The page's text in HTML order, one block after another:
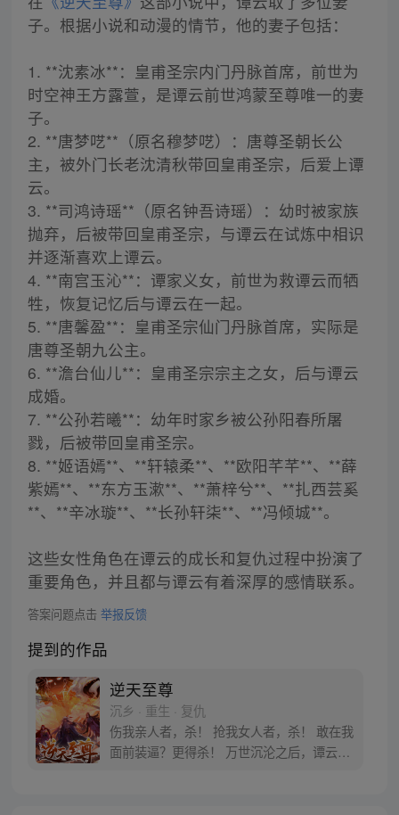
子。根据小说和动漫的情节，他的妻子包括：
1. **沈素冰**：皇甫圣宗内门丹脉首席，前世为
时空神王方露萱，是谭云前世鸿蒙至尊唯一的妻
子。
2. **唐梦呓**（原名穆梦呓）：唐尊圣朝长公
主，被外门长老沈清秋带回皇甫圣宗，后爱上谭
云。
3. **司鸿诗瑶**（原名钟吾诗瑶）：幼时被家族
抛弃，后被带回皇甫圣宗，与谭云在试炼中相识
并逐渐喜欢上谭云。
4. **南宫玉沁**：谭家义女，前世为救谭云而牺
牲，恢复记忆后与谭云在一起。
5. **唐馨盈**：皇甫圣宗仙门丹脉首席，实际是
唐尊圣朝九公主。
6. **澹台仙儿**：皇甫圣宗宗主之女，后与谭云
成婚。
7. **公孙若曦**：幼年时家乡被公孙阳春所屠
戮，后被带回皇甫圣宗。
8. **姬语嫣**、**轩辕柔**、**欧阳芊芊**、**薛
紫嫣**、**东方玉漱**、**萧梓兮**、**扎西芸奚
**、**辛冰璇**、**长孙轩柒**、**冯倾城**。
这些女性角色在谭云的成长和复仇过程中扮演了
重要角色，并且都与谭云有着深厚的感情联系。
答案问题点击 举报反馈
提到的作品
逆天至尊
沉乡 · 重生 · 复仇
伤我亲人者，杀！ 抢我女人者，杀！ 敢在我
面前装逼？更得杀！ 万世沉沦之后，谭云终